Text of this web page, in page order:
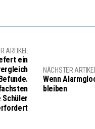
ARTIKEL
ein
Schüler
NÄCHSTER ARTIKEL
Wenn
bleiben